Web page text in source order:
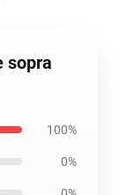
sopra
100%
0%